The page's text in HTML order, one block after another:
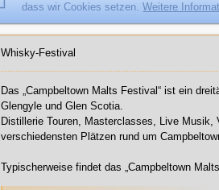
dass wir Cookies setzen.Weitere
Whisky-Festival
Das „Campbeltown Malts Festival“ ist ein
Glengyle undGlen Scotia.
Distillerie Touren, Masterclasses, Live
verschiedensten Plätzen rund um
Typischerweise findet das „Campbeltown